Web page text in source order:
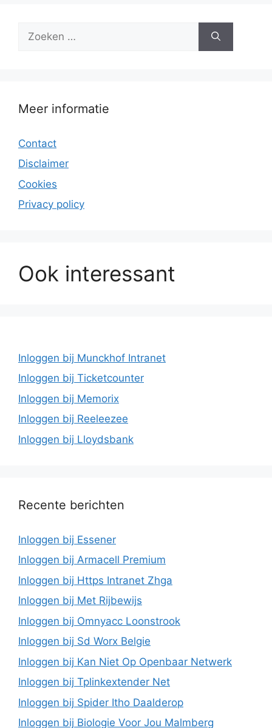
naar:
Meer informatie
Contact
Disclaimer
Cookies
Privacy policy
Ook interessant
Inloggen bij Munckhof Intranet
Inloggen bij Ticketcounter
Inloggen bij Memorix
Inloggen bij Reeleezee
Inloggen bij Lloydsbank
Recente berichten
Inloggen bij Essener
Inloggen bij Armacell Premium
Inloggen bij Https Intranet Zhga
Inloggen bij Met Rijbewijs
Inloggen bij Omnyacc Loonstrook
Inloggen bij Sd Worx Belgie
Inloggen bij Kan Niet Op Openbaar Netwerk
Inloggen bij Tplinkextender Net
Inloggen bij Spider Itho Daalderop
Inloggen bij Biologie Voor Jou Malmberg